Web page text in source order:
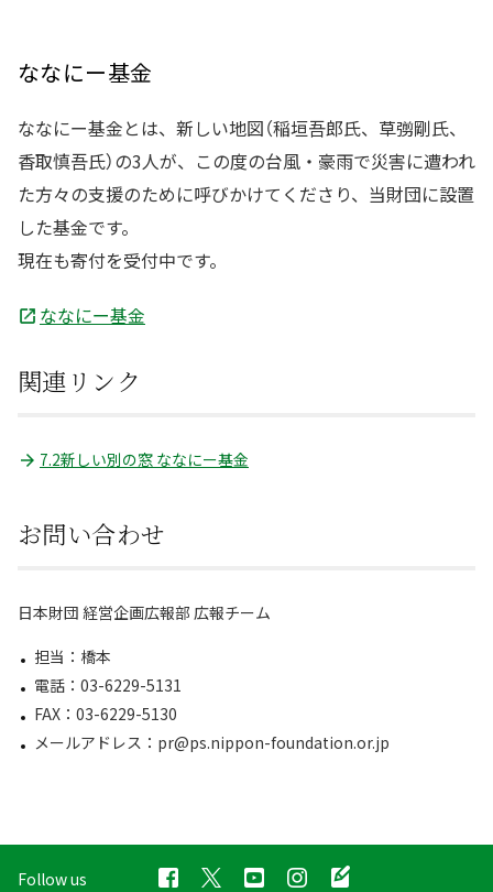
ななにー基金
ななにー基金とは、新しい地図（稲垣吾郎氏、草彅剛氏、
香取慎吾氏）の3人が、この度の台風・豪雨で災害に遭われ
た方々の支援のために呼びかけてくださり、当財団に設置
した基金です。
現在も寄付を受付中です。
ななにー基金
関連リンク
7.2新しい別の窓 ななにー基金
お問い合わせ
日本財団 経営企画広報部 広報チーム
担当：橋本
電話：03-6229-5131
FAX：03-6229-5130
メールアドレス：pr@ps.nippon-foundation.or.jp
Follow us